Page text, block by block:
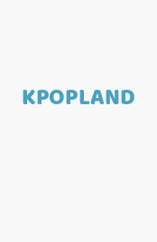
KPOPLAND